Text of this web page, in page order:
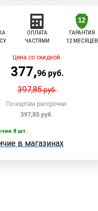
ОПЛАТА
ЧАСТЯМИ
ГАРАНТИЯ
12 МЕСЯЦЕВ
Цена со скидкой:
377,96руб.
397,85руб.
По картам рассрочки:
397,85 руб.
В корзину
8 шт.
8 шт.
в магазинах